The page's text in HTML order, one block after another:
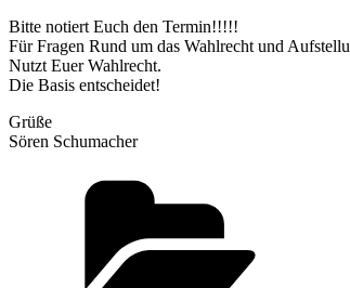
Bitte notiert Euch den Termin!!!!!
Für Fragen Rund um das Wahlrecht und
Nutzt Euer Wahlrecht.
Die Basis entscheidet!
Grüße
Sören Schumacher